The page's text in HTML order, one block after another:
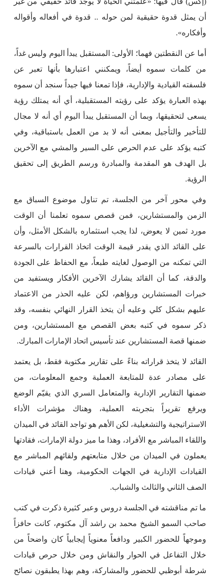
أن يمثل قدوة حقيقية لمن حوله .. قدوة في أفعاله وأقواله
وأفكاره».
أما عن النقطتين فهما؛ الأولى: المستقبل يبدأ اليوم وليس غداً،
من كلمات سموه أيضاً، ويمكنني اعتبارها بأنها تعبر عن
فلسفته القيادية والإدارية، فإذا تمعنا فيها جيداً سنجد أن سموه
بهذه العبارة يؤكد على رؤيته المستقبلية، أي أنه يمتلك رؤية
يسعى لتحقيقها، وبما أن المستقبل يبدأ اليوم أي أنه لا مجال
للتأخير والتأجيل بمعنى أنه لا بد من العمل باستباقية، وفي
كتبه يؤكد على عدم الحرص على السير والمشي مع الآخرين
بل الهدف هو المقدمة والمبادرة ورسم الطريق إلى تحقيق
الرؤية.
وفي محور آخر من الجلسة، تم تناول موضوع السباق مع
الزمن والمستشارين، فمن قصص سموه تعلمنا أن الوقت
مورد ثمين لا يعوض، لذا يجب استثماره بالشكل الأمثل، وأن
على القائد الذي يقدر قيمة الوقت اتخاذ القرارات بالسرعة
التي تمكنه من الوصول لغايته طبعاً، مع الحفاظ على الجودة
والدقة، كما أن القائد يشارك الآخرين الأفكار ويستفيد من
خبرات المستشارين ورؤاهم، لكن عليه الحذر من الاعتماد
عليهم بشكل كلي وعليه أن يتخذ القرار النهائي بنفسه، وقد
ذكر سموه في كتبه بعض القصص مع المستشارين، ومن
ضمنها قصة المستشارين عند تأسيس اتحاد الإمارات المبارك.
القائد لا يتخذ قراراته بناءً على تقارير مكتوبة فقط، بل يعتمد
على مصادر عدة للمتابعة العملية وجمع المعلومات، من
ضمنها التقارير الإدارية والمتعامل السري الذي يقيّم الوضع
ويرفع تقريراً بتجربته العملية، وهناك مؤشرات الأداء
الاستراتيجية والتشغيلية، لكن الأهم هو تواجد القائد في الميدان
واللقاء المباشر مع الأفراد، وهذا ما ميز دولة الإمارات، فقادتها
يعملون في الميدان من خلال متابعتهم ولقائهم المباشر مع
القيادات الإدارية في الجهات الحكومية، وهنا أعني قيادات
الصف الثاني والثالث والشباب.
ما تم مناقشته في الجلسة دروس وعبر كثيرة ذكرت في كتب
صاحب السمو الشيخ محمد بن راشد آل مكتوم، كانت حافزاً
وموجهاً للحضور الكبير ودافعاً معنوياً إيجابياً كان واضحاً من
خلال التفاعل في الحوار والنقاش ومن خلال حرص قيادات
شرطة أبوظبي للحضور والمشاركة، وهم بهذا يطبقون نصائح